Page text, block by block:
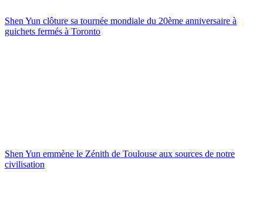
Shen Yun clôture sa tournée mondiale du 20ème anniversaire à
guichets fermés à Toronto
Shen Yun emmène le Zénith de Toulouse aux sources de notre
civilisation